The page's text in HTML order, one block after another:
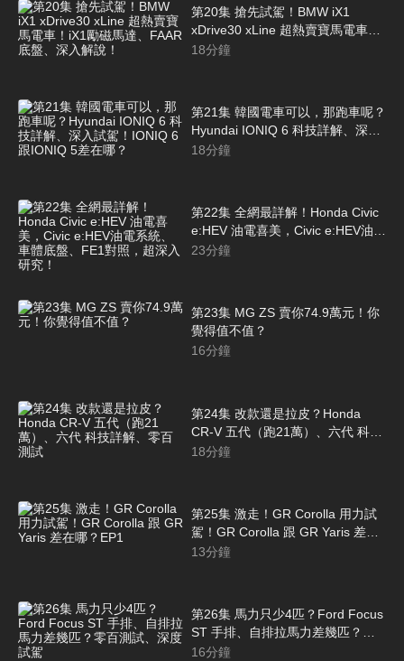
第20集 搶先試駕！BMW iX1
xDrive30 xLine 超熱賣寶馬電車！
iX1勵磁馬達、FAAR底盤、深入解
18分鐘
第21集 韓國電車可以，那跑車呢？
Hyundai IONIQ 6 科技詳解、深入
試駕！IONIQ 6跟IONIQ 5差在哪？
18分鐘
第22集 全網最詳解！Honda Civic
e:HEV 油電喜美，Civic e:HEV油電
系統、車體底盤、FE1對照，超深
23分鐘
第23集 MG ZS 賣你74.9萬元！你
覺得值不值？
16分鐘
第24集 改款還是拉皮？Honda
CR-V 五代（跑21萬）、六代 科技
詳解、零百測試
18分鐘
第25集 激走！GR Corolla 用力試
駕！GR Corolla 跟 GR Yaris 差在
哪？EP1
13分鐘
第26集 馬力只少4匹？Ford Focus
ST 手排、自排拉馬力差幾匹？零
百測試、深度試駕
16分鐘